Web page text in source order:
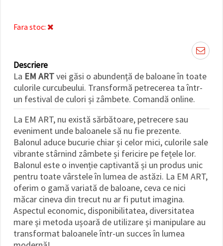
pe butonul
Аcceptati
toate!
Setări
Fara stoc:
Descriere
La EM ARTvei găsi o abundență de baloane în toate
culorile curcubeului. Transformă petrecerea ta într-
un festival de culori și zâmbete. Comandă online.
La EM ART, nu există sărbătoare, petrecere sau
eveniment unde baloanele să nu fie prezente.
Balonul aduce bucurie chiar și celor mici, culorile sale
vibrante stârnind zâmbete și fericire pe fețele lor.
Balonul este o invenție captivantă și un produs unic
pentru toate vârstele în lumea de astăzi. La EM ART,
oferim o gamă variată de baloane, ceva ce nici
măcar cineva din trecut nu ar fi putut imagina.
Aspectul economic, disponibilitatea, diversitatea
mare și metoda ușoară de utilizare și manipulare au
transformat baloanele într-un succes în lumea